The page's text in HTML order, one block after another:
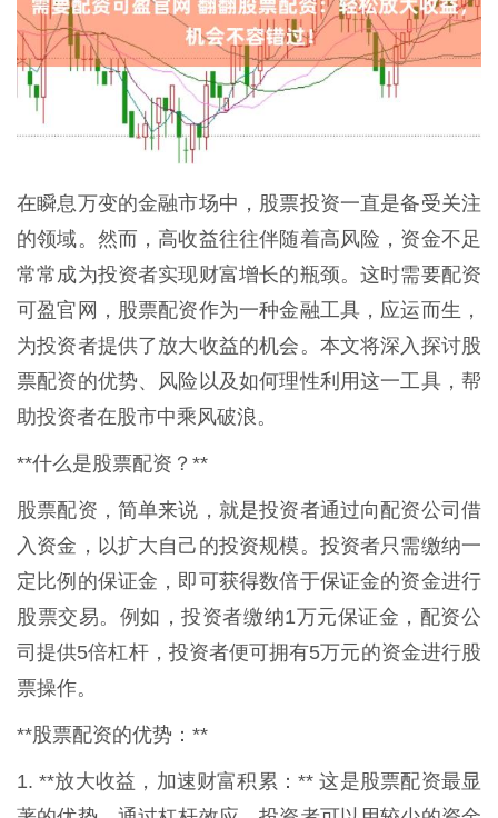
在瞬息万变的金融市场中，股票投资一直是备受关注
的领域。然而，高收益往往伴随着高风险，资金不足
常常成为投资者实现财富增长的瓶颈。这时需要配资
可盈官网，股票配资作为一种金融工具，应运而生，
为投资者提供了放大收益的机会。本文将深入探讨股
票配资的优势、风险以及如何理性利用这一工具，帮
助投资者在股市中乘风破浪。
**什么是股票配资？**
股票配资，简单来说，就是投资者通过向配资公司借
入资金，以扩大自己的投资规模。投资者只需缴纳一
定比例的保证金，即可获得数倍于保证金的资金进行
股票交易。例如，投资者缴纳1万元保证金，配资公
司提供5倍杠杆，投资者便可拥有5万元的资金进行股
票操作。
**股票配资的优势：**
1. **放大收益，加速财富积累：** 这是股票配资最显